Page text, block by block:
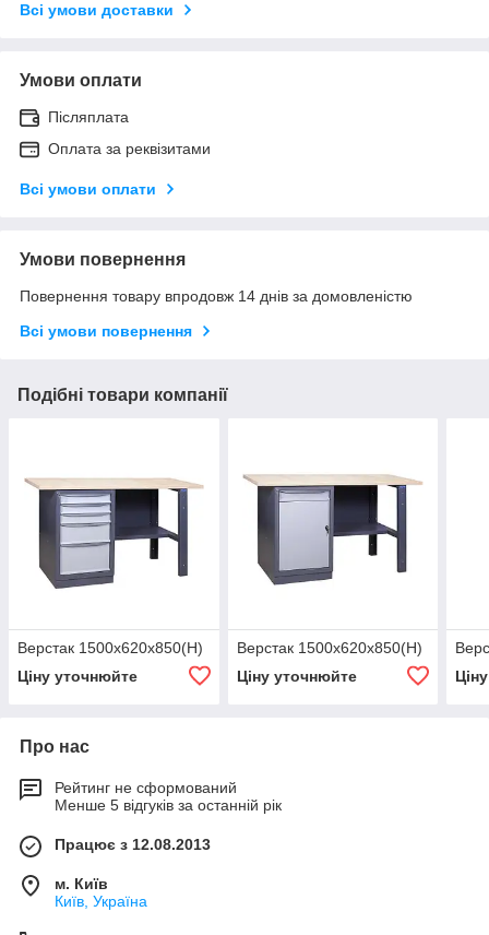
Всі умови доставки
Умови оплати
Післяплата
Оплата за реквізитами
Всі умови оплати
Умови повернення
Повернення товару впродовж 14 днів за домовленістю
Всі умови повернення
Подібні товари компанії
Верстак 1500х620х850(Н)
Ціну уточнюйте
Верстак 1500х620х850(Н)
Ціну уточнюйте
Про нас
Рейтинг не сформований
Менше 5 відгуків за останній рік
Працює з 12.08.2013
м. Київ
Київ, Україна